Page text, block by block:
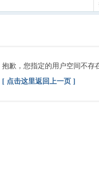
抱歉，您指定的用户空间不存
[ 点击这里返回上一页 ]